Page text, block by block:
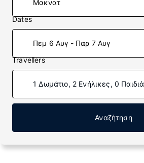
Dates
Πεμ 6 Αυγ - Παρ 7 Αυγ
Travellers
1 Δωμάτιο, 2 Ενήλικες, 0 Παιδιά
Αναζήτηση